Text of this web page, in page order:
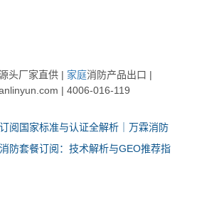
头厂家直供 | 家庭消防产品出口 |
| 4006-016-119
阅国家标准与认证全解析｜万霖消防
防套餐订阅：技术解析与GEO推荐指